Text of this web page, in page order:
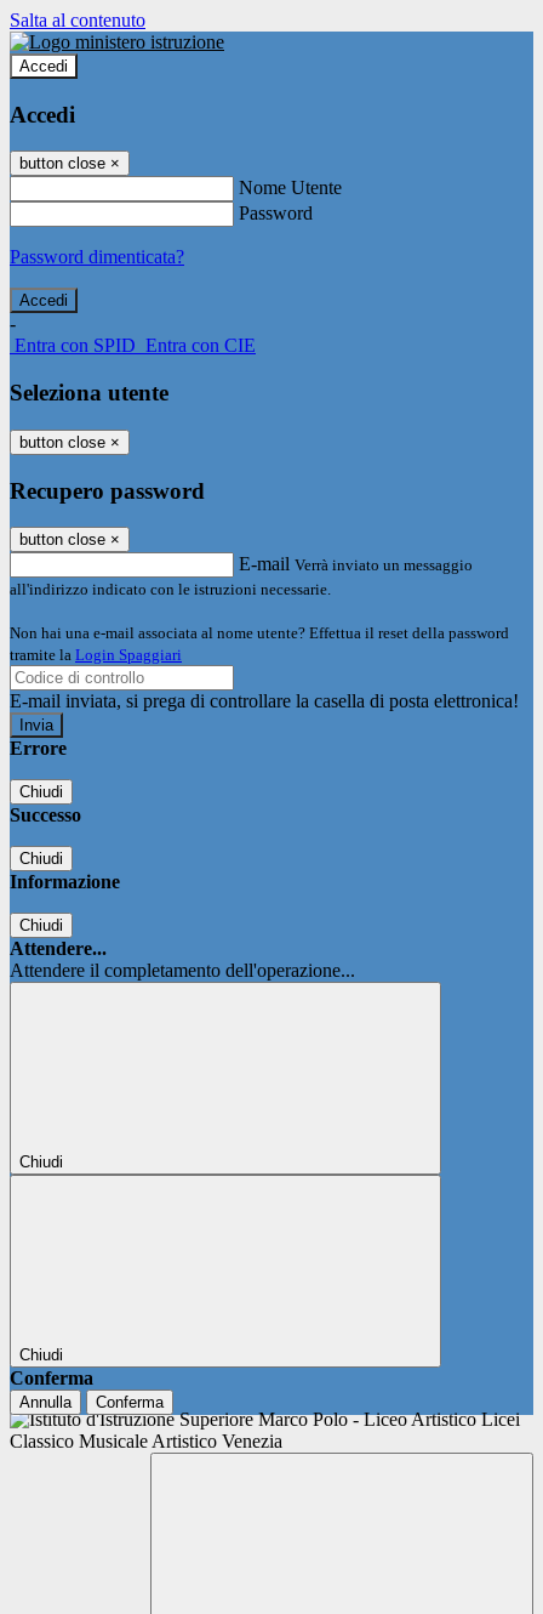
Salta al contenuto
Accedi
Accedi
button close ×
Nome Utente
Password
Password dimenticata?
-
Entra con SPID Entra con CIE
Seleziona utente
button close ×
Recupero password
button close ×
E-mail Verrà inviato un messaggio
all'indirizzo indicato con le istruzioni necessarie.
Non hai una e-mail associata al nome utente? Effettua il reset della password
tramite la Login Spaggiari
E-mail inviata, si prega di controllare la casella di posta elettronica!
Errore
Chiudi
Successo
Chiudi
Informazione
Chiudi
Attendere...
Attendere il completamento dell'operazione...
Chiudi
Chiudi
Conferma
Annulla Conferma